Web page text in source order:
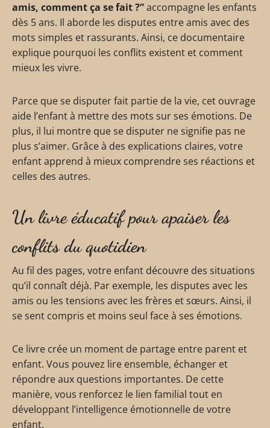
amis, comment ça se fait ?”accompagne les enfants
dès 5 ans. Il aborde les disputes entre amis avec des
mots simples et rassurants. Ainsi, ce documentaire
explique pourquoi les conflits existent et comment
mieux les vivre.
Parce que se disputer fait partie de la vie, cet ouvrage
aide l’enfant à mettre des mots sur ses émotions. De
plus, il lui montre que se disputer ne signifie pas ne
plus s’aimer. Grâce à des explications claires, votre
enfant apprend à mieux comprendre ses réactions et
celles des autres.
Un livre éducatif pour apaiser les
conflits du quotidien
Au fil des pages, votre enfant découvre des situations
qu’il connaît déjà. Par exemple, les disputes avec les
amis ou les tensions avec les frères et sœurs. Ainsi, il
se sent compris et moins seul face à ses émotions.
Ce livre crée un moment de partage entre parent et
enfant. Vous pouvez lire ensemble, échanger et
répondre aux questions importantes. De cette
manière, vous renforcez le lien familial tout en
développant l’intelligence émotionnelle de votre
enfant.